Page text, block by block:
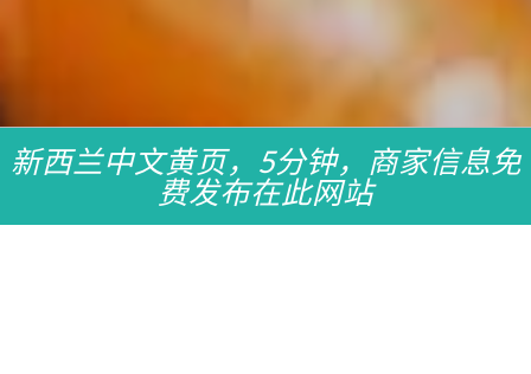
新西兰中文黄页，5分钟，商家信息免
费发布在此网站